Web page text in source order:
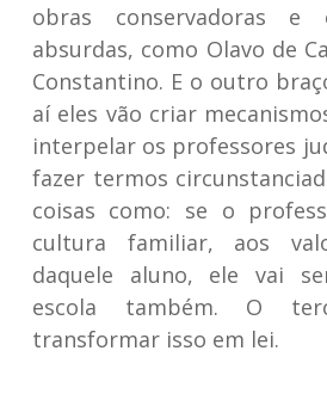
obras conservadoras e
absurdas, como Olavo de
Constantino. E o outro
aí eles vão criar
interpelar os professores
fazer termos
coisas como: se o
cultura familiar, aos
daquele aluno, ele vai
escola também. O
transformar isso em lei.